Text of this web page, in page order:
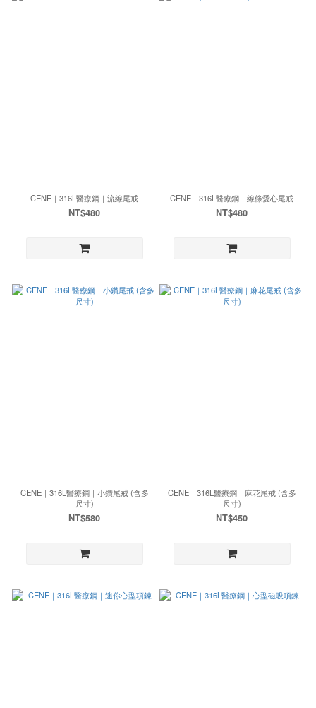
CENE｜316L醫療鋼｜流線尾戒
NT$480
CENE｜316L醫療鋼｜線條愛心尾戒
NT$480
CENE｜316L醫療鋼｜小鑽尾戒 (含多
尺寸)
NT$580
CENE｜316L醫療鋼｜麻花尾戒 (含多
尺寸)
NT$450